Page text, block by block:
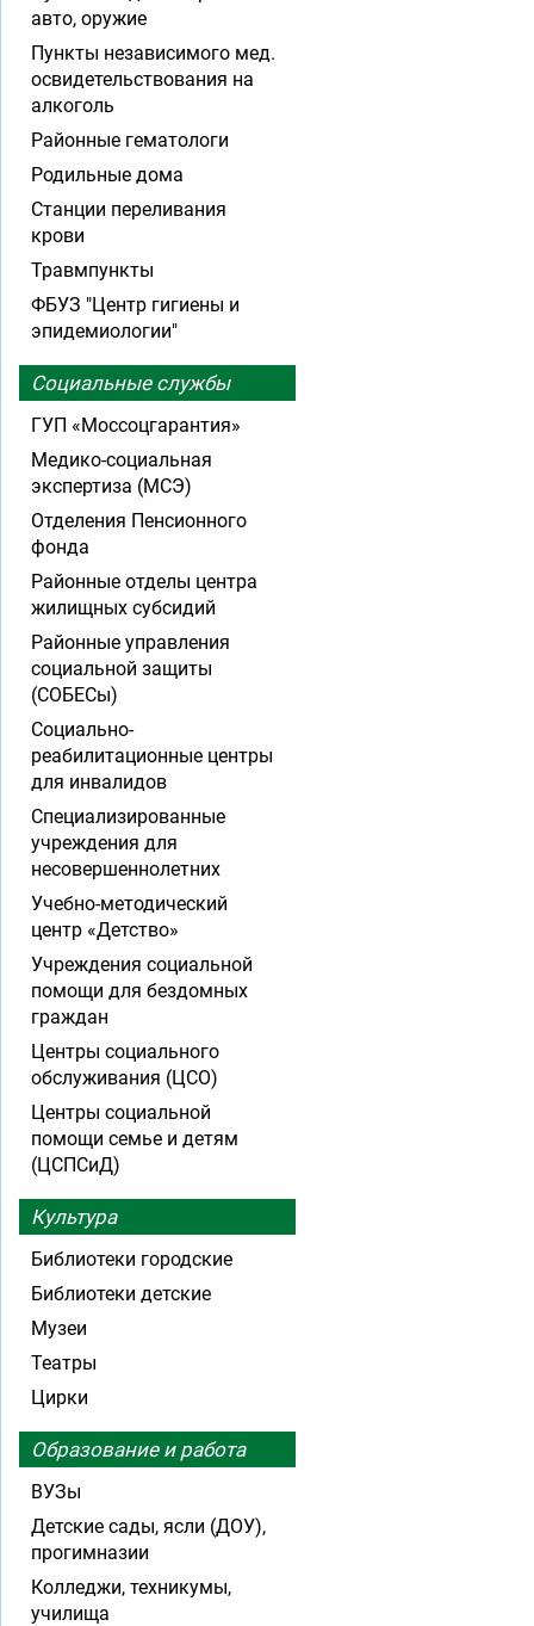
авто, оружие
Пункты независимого мед.
освидетельствования на
алкоголь
Районные гематологи
Родильные дома
Станции переливания
крови
Травмпункты
ФБУЗ "Центр гигиены и
эпидемиологии"
Социальные службы
ГУП «Моссоцгарантия»
Медико-социальная
экспертиза (МСЭ)
Отделения Пенсионного
фонда
Районные отделы центра
жилищных субсидий
Районные управления
социальной защиты
(СОБЕСы)
Социально-
реабилитационные центры
для инвалидов
Специализированные
учреждения для
несовершеннолетних
Учебно-методический
центр «Детство»
Учреждения социальной
помощи для бездомных
граждан
Центры социального
обслуживания (ЦСО)
Центры социальной
помощи семье и детям
(ЦСПСиД)
Культура
Библиотеки городские
Библиотеки детские
Музеи
Театры
Цирки
Образование и работа
ВУЗы
Детские сады, ясли (ДОУ),
прогимназии
Колледжи, техникумы,
училища